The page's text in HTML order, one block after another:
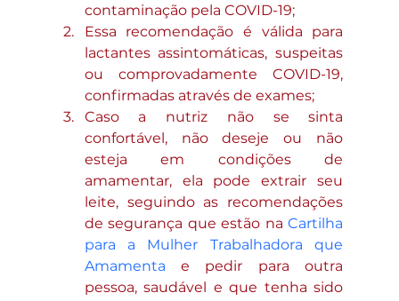
contaminação pela COVID-19;
Essa recomendação é válida para
lactantes assintomáticas, suspeitas
ou comprovadamente COVID-19,
confirmadas através de exames;
Caso a nutriz não se sinta
confortável, não deseje ou não
esteja em condições de
amamentar, ela pode extrair seu
leite, seguindo as recomendações
de segurança que estão na Cartilha
para a Mulher Trabalhadora que
Amamenta e pedir para outra
pessoa, saudável e que tenha sido